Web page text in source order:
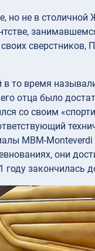
но не в
то время
отца было
со своим
MBM-
они
году закончилась